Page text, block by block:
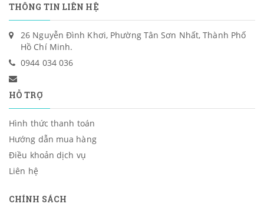
THÔNG TIN LIÊN HỆ
26 Nguyễn Đình Khơi, Phường Tân Sơn Nhất, Thành Phố
Hồ Chí Minh.
0944 034 036
HỖ TRỢ
Hình thức thanh toán
Hướng dẫn mua hàng
Điều khoản dịch vụ
Liên hệ
CHÍNH SÁCH